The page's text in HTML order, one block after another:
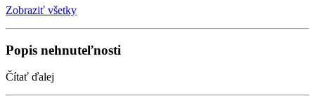
Zobraziť všetky
Popis nehnuteľnosti
Čítať ďalej